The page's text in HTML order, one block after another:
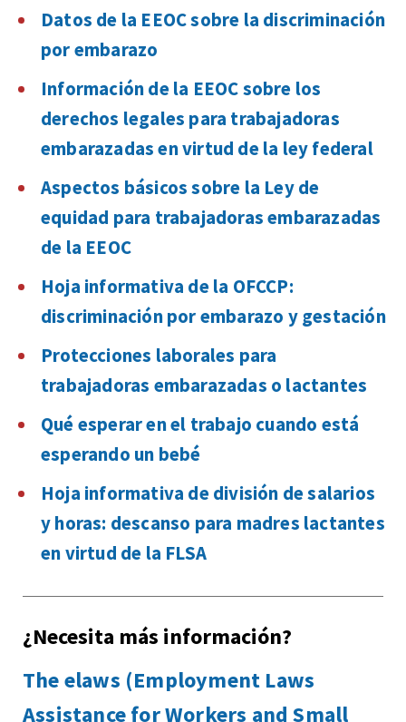
Datos de la EEOC sobre la discriminación
por embarazo
Información de la EEOC sobre los
derechos legales para trabajadoras
embarazadas en virtud de la ley federal
Aspectos básicos sobre la Ley de
equidad para trabajadoras embarazadas
de la EEOC
Hoja informativa de la OFCCP:
discriminación por embarazo y gestación
Protecciones laborales para
trabajadoras embarazadas o lactantes
Qué esperar en el trabajo cuando está
esperando un bebé
Hoja informativa de división de salarios
y horas: descanso para madres lactantes
en virtud de la FLSA
¿Necesita más información?
The elaws (Employment Laws
Assistance for Workers and Small